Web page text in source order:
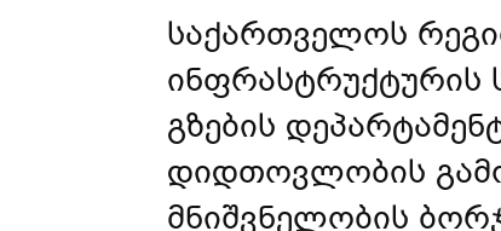
საქართველოს
ინფრასტრუქტურის
გზების
დიდთოვლობის
მნიშვნელობის